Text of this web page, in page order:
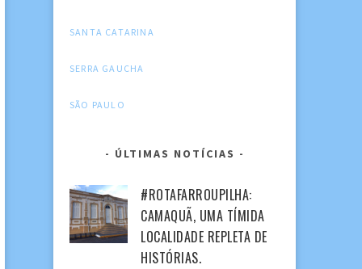
SANTA CATARINA
SERRA GAUCHA
SÃO PAULO
ÚLTIMAS NOTÍCIAS
#ROTAFARROUPILHA:
CAMAQUÃ, UMA TÍMIDA
LOCALIDADE REPLETA DE
HISTÓRIAS.